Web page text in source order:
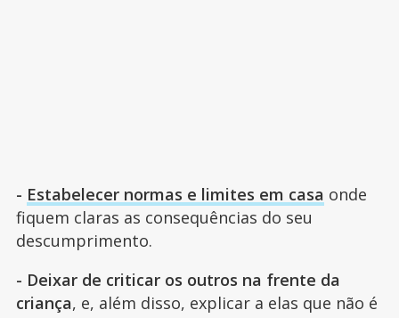
- Estabelecer normas e limites em casa onde
fiquem claras as consequências do seu
descumprimento.
- Deixar de criticar os outros na frente da
criança, e, além disso, explicar a elas que não é